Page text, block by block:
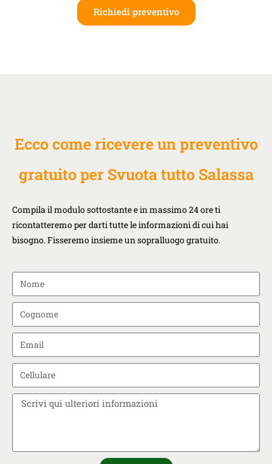
Richiedi preventivo
Ecco come ricevere un preventivo
gratuito per Svuota tutto Salassa
Compila il modulo sottostante e in massimo 24 ore ti
ricontatteremo per darti tutte le informazioni di cui hai
bisogno. Fisseremo insieme un sopralluogo gratuito.